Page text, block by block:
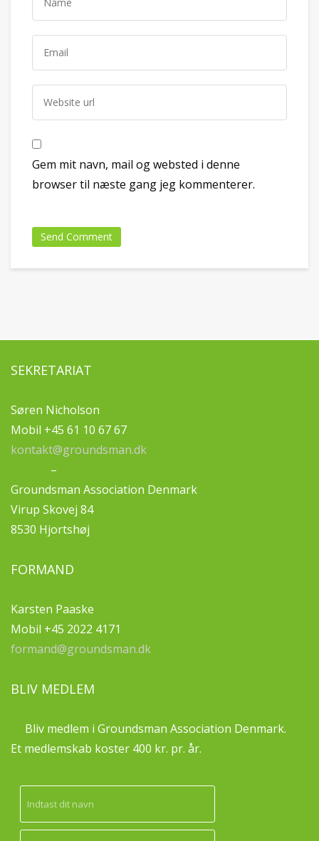
Gem mit navn, mail og websted i denne
browser til næste gang jeg kommenterer.
SEKRETARIAT
Søren Nicholson
Mobil +45 61 10 67 67
kontakt@groundsman.dk
–
Groundsman Association Denmark
Virup Skovej 84
8530 Hjortshøj
FORMAND
Karsten Paaske
Mobil +45 2022 4171
formand@groundsman.dk
BLIV MEDLEM
Bliv medlem i Groundsman Association Denmark.
Et medlemskab koster 400 kr. pr. år.